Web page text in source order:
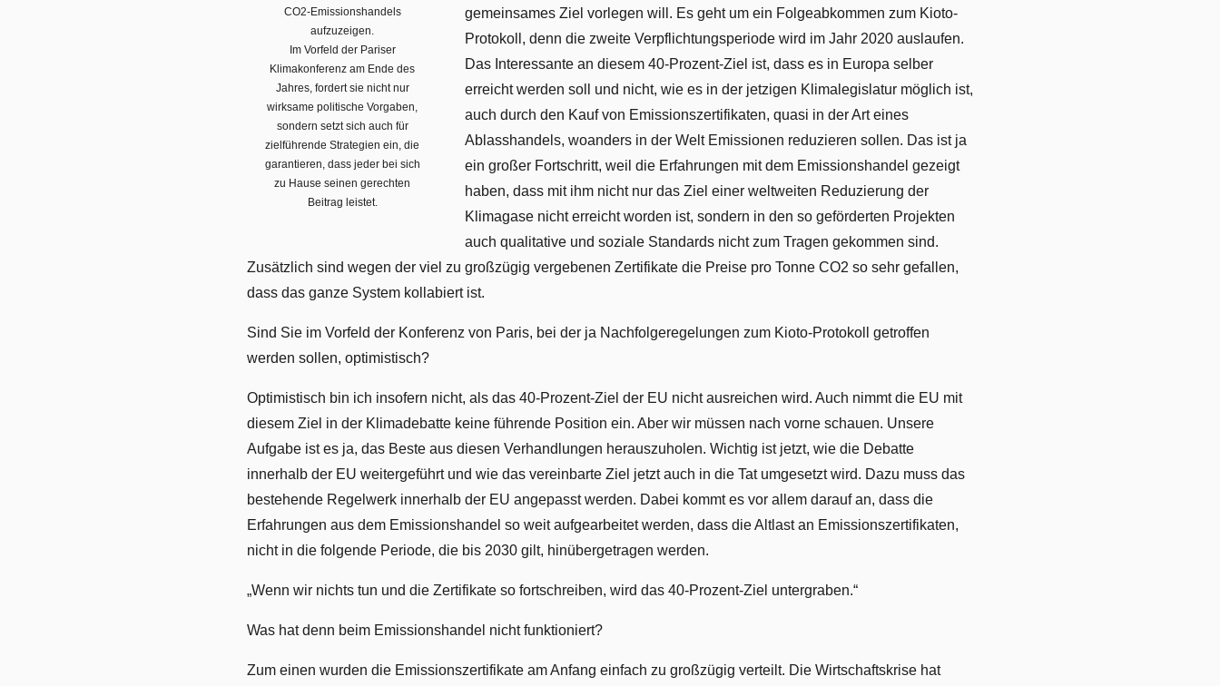
CO2-Emissionshandels
aufzuzeigen.
Im Vorfeld der Pariser
Klimakonferenz am Ende des
Jahres, fordert sie nicht nur
wirksame politische Vorgaben,
sondern setzt sich auch für
zielführende Strategien ein, die
garantieren, dass jeder bei sich
zu Hause seinen gerechten
Beitrag leistet.
gemeinsames Ziel vorlegen will. Es geht um ein Folgeabkommen zum Kioto-
Protokoll, denn die zweite Verpflichtungsperiode wird im Jahr 2020 auslaufen.
Das Interessante an diesem 40-Prozent-Ziel ist, dass es in Europa selber
erreicht werden soll und nicht, wie es in der jetzigen Klimalegislatur möglich ist,
auch durch den Kauf von Emissionszertifikaten, quasi in der Art eines
Ablasshandels, woanders in der Welt Emissionen reduzieren sollen. Das ist ja
ein großer Fortschritt, weil die Erfahrungen mit dem Emissionshandel gezeigt
haben, dass mit ihm nicht nur das Ziel einer weltweiten Reduzierung der
Klimagase nicht erreicht worden ist, sondern in den so geförderten Projekten
auch qualitative und soziale Standards nicht zum Tragen gekommen sind.
Zusätzlich sind wegen der viel zu großzügig vergebenen Zertifikate die Preise pro Tonne CO2 so sehr gefallen,
dass das ganze System kollabiert ist.
Sind Sie im Vorfeld der Konferenz von Paris, bei der ja Nachfolgeregelungen zum Kioto-Protokoll getroffen
werden sollen, optimistisch?
Optimistisch bin ich insofern nicht, als das 40-Prozent-Ziel der EU nicht ausreichen wird. Auch nimmt die EU mit
diesem Ziel in der Klimadebatte keine führende Position ein. Aber wir müssen nach vorne schauen. Unsere
Aufgabe ist es ja, das Beste aus diesen Verhandlungen herauszuholen. Wichtig ist jetzt, wie die Debatte
innerhalb der EU weitergeführt und wie das vereinbarte Ziel jetzt auch in die Tat umgesetzt wird. Dazu muss das
bestehende Regelwerk innerhalb der EU angepasst werden. Dabei kommt es vor allem darauf an, dass die
Erfahrungen aus dem Emissionshandel so weit aufgearbeitet werden, dass die Altlast an Emissionszertifikaten,
nicht in die folgende Periode, die bis 2030 gilt, hinübergetragen werden.
„Wenn wir nichts tun und die Zertifikate so fortschreiben, wird das 40-Prozent-Ziel untergraben.“
Was hat denn beim Emissionshandel nicht funktioniert?
Zum einen wurden die Emissionszertifikate am Anfang einfach zu großzügig verteilt. Die Wirtschaftskrise hat